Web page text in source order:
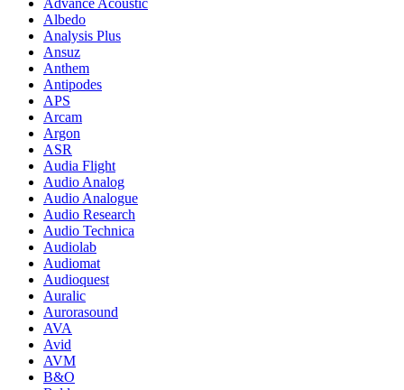
Advance Acoustic
Albedo
Analysis Plus
Ansuz
Anthem
Antipodes
APS
Arcam
Argon
ASR
Audia Flight
Audio Analog
Audio Analogue
Audio Research
Audio Technica
Audiolab
Audiomat
Audioquest
Auralic
Aurorasound
AVA
Avid
AVM
B&O